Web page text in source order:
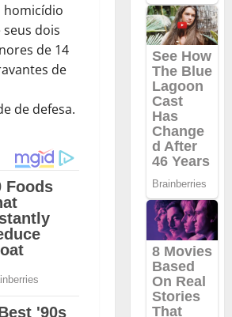
homicídio
dois
de 14
de
de defesa.